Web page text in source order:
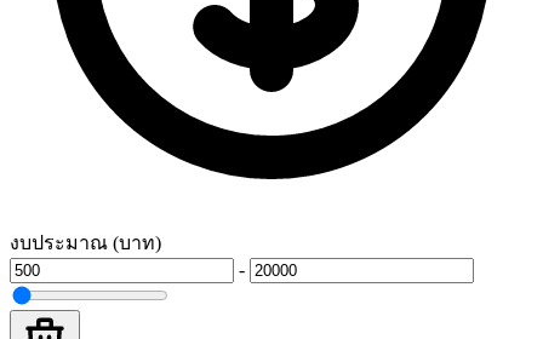
งบประมาณ (บาท)
-